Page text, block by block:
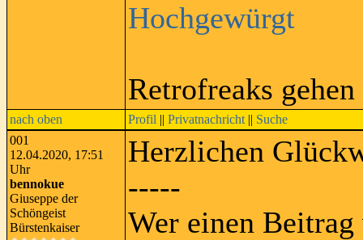
Hochgewürgt
Retrofreaks
nach oben Profil || Privatnachricht || Suche
001
12.04.2020, 17:51
Uhr
bennokue
Giuseppe der
Schöngeist
Bürstenkaiser
Herzlichen
-----
Wer einen